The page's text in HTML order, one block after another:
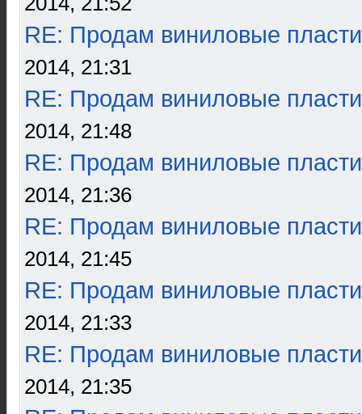
RE: Продам виниловые
2014, 21:31
RE: Продам виниловые
2014, 21:48
RE: Продам виниловые
2014, 21:36
RE: Продам виниловые
2014, 21:45
RE: Продам виниловые
2014, 21:33
RE: Продам виниловые
2014, 21:35